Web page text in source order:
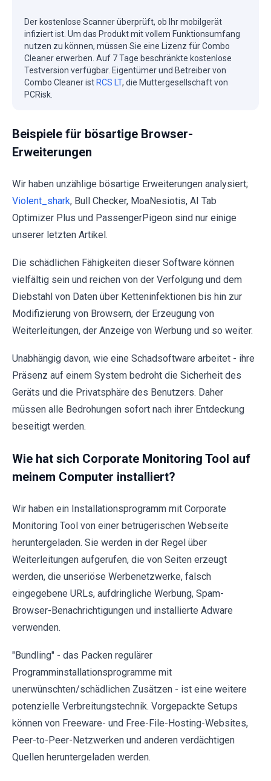
Der kostenlose Scanner überprüft, ob Ihr mobilgerät
infiziert ist. Um das Produkt mit vollem Funktionsumfang
nutzen zu können, müssen Sie eine Lizenz für Combo
Cleaner erwerben. Auf 7 Tage beschränkte kostenlose
Testversion verfügbar. Eigentümer und Betreiber von
Combo Cleaner ist RCS LT, die Muttergesellschaft von
PCRisk.
Beispiele für bösartige Browser-
Erweiterungen
Wir haben unzählige bösartige Erweiterungen analysiert;
Violent_shark, Bull Checker, MoaNesiotis, AI Tab
Optimizer Plus und PassengerPigeon sind nur einige
unserer letzten Artikel.
Die schädlichen Fähigkeiten dieser Software können
vielfältig sein und reichen von der Verfolgung und dem
Diebstahl von Daten über Ketteninfektionen bis hin zur
Modifizierung von Browsern, der Erzeugung von
Weiterleitungen, der Anzeige von Werbung und so weiter.
Unabhängig davon, wie eine Schadsoftware arbeitet - ihre
Präsenz auf einem System bedroht die Sicherheit des
Geräts und die Privatsphäre des Benutzers. Daher
müssen alle Bedrohungen sofort nach ihrer Entdeckung
beseitigt werden.
Wie hat sich Corporate Monitoring Tool auf
meinem Computer installiert?
Wir haben ein Installationsprogramm mit Corporate
Monitoring Tool von einer betrügerischen Webseite
heruntergeladen. Sie werden in der Regel über
Weiterleitungen aufgerufen, die von Seiten erzeugt
werden, die unseriöse Werbenetzwerke, falsch
eingegebene URLs, aufdringliche Werbung, Spam-
Browser-Benachrichtigungen und installierte Adware
verwenden.
"Bundling" - das Packen regulärer
Programminstallationsprogramme mit
unerwünschten/schädlichen Zusätzen - ist eine weitere
potenzielle Verbreitungstechnik. Vorgepackte Setups
können von Freeware- und Free-File-Hosting-Websites,
Peer-to-Peer-Netzwerken und anderen verdächtigen
Quellen heruntergeladen werden.